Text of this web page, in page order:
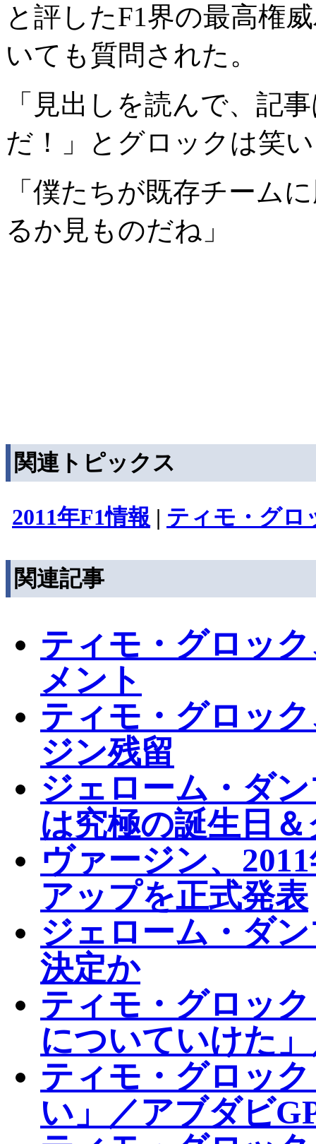
と評したF1界の最高権
いても質問された。
「見出しを読んで、記
だ！」とグロックは笑
「僕たちが既存チーム
るか見ものだね」
関連トピックス
2011年F1情報 | ティモ・グロ
関連記事
ティモ・グロッ
メント
ティモ・グロッ
ジン残留
ジェローム・ダ
は究極の誕生日
ヴァージン、
アップを正式発表
ジェローム・ダ
決定か
ティモ・グロッ
についていけた
ティモ・グロッ
い」／アブダビ